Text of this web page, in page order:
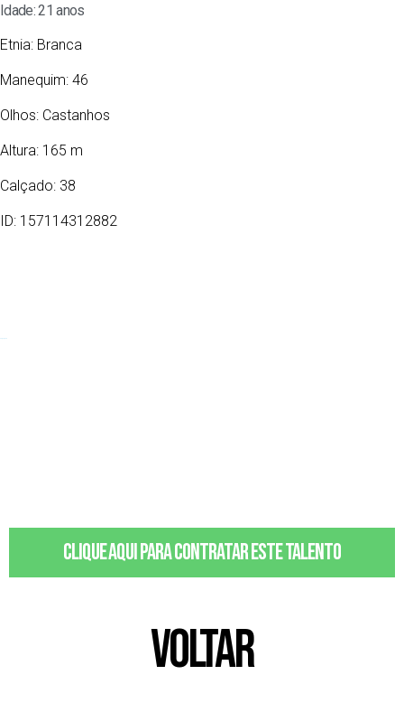
Idade: 21 anos
Etnia: Branca
Manequim: 46
Olhos: Castanhos
Altura: 165 m
Calçado: 38
ID: 157114312882
Clique aqui para contratar este talento
VOLTAR